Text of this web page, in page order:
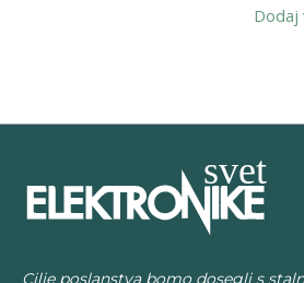
izberete
strani
izdelka
Dodaj
Cilje poslanstva bomo dosegli s